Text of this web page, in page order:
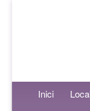
Menú principal
Aneu al
Aneu al
Inici